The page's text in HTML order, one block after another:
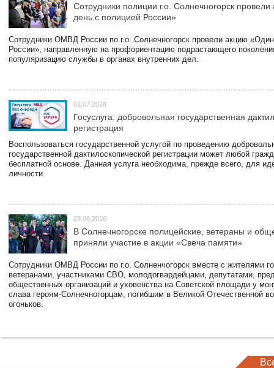
Сотрудники полиции г.о. Солнечногорск
день с полицией России»
Сотрудники ОМВД России по г.о. Солнечногорск провели акцию
России», направленную на профориентацию подрастающего
популяризацию службы в органах внутренних дел.
01.07.2026
Госуслуга: добровольная государственная
регистрация
Воспользоваться государственной услугой по проведению
государственной дактилоскопической регистрации может любой
бесплатной основе. Данная услуга необходима, прежде всего, для
личности.
29.06.2026
В Солнечногорске полицейские, ветераны и
приняли участие в акции «Свеча памяти»
Сотрудники ОМВД России по г.о. Солненчогорск вместе с жителями
ветеранами, участниками СВО, молодогвардейцами, депутатами,
общественных организаций и уховенства на Советской площади у
слава героям-Солнечногорцам, погибшим в Великой Отечественной
огоньков.